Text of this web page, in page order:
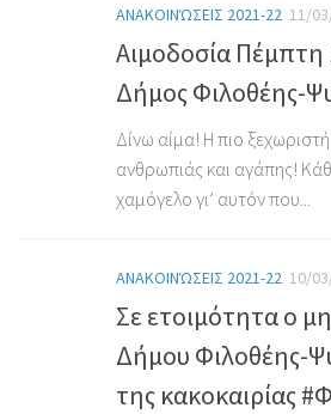
ΑΝΑΚΟΙΝΏΣΕΙΣ 2021-22 11/
Αιμοδοσία Πέμπτη
Δήμος Φιλοθέης-
Δίνω αίμα! Η πιο
ανθρωπιάς και αγάπης!
χαμόγελο γι’ αυτόν που...
ΑΝΑΚΟΙΝΏΣΕΙΣ 2021-22 10/
Σε ετοιμότητα ο
Δήμου Φιλοθέης-
της κακοκαιρίας